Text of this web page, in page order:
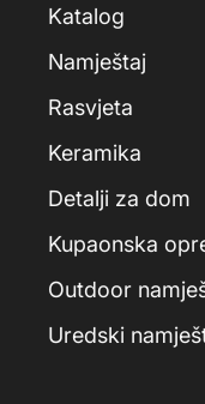
Katalog
Namještaj
Rasvjeta
Keramika
Detalji za dom
Kupaonska
Outdoor
Uredski